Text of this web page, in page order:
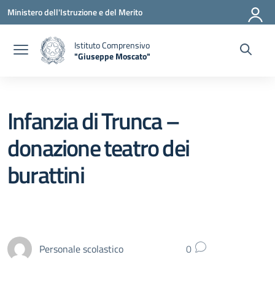
Vai ai contenuti
Vai al menu di navigazione
Vai al footer
Ministero dell'Istruzione e del Merito
Istituto Comprensivo
"Giuseppe Moscato"
Infanzia di Trunca –
donazione teatro dei
burattini
Personale scolastico 0